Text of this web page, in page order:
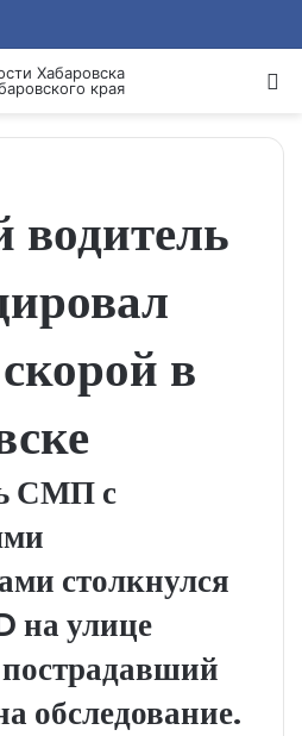
в
СМП с
столкнулся
на улице
обследование.